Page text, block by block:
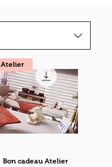
Atelier
Bon cadeau Atelier